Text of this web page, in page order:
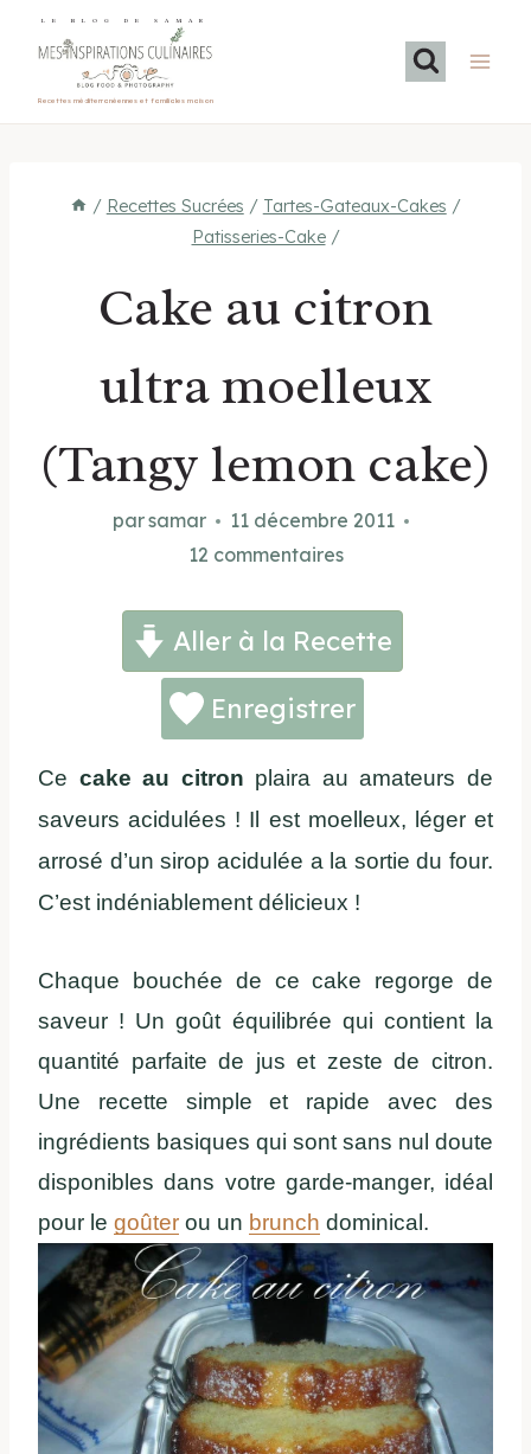
LE BLOG DE SAMAR
Recettes méditerranéennes et familiales maison
/ Recettes Sucrées / Tartes-Gateaux-Cakes /
Patisseries-Cake /
Cake au citron
ultra moelleux
(Tangy lemon cake)
parsamar
11 décembre 2011
12 commentaires
Aller à la Recette
Enregistrer
Ce cake au citron plaira au amateurs de
saveurs acidulées ! Il est moelleux, léger et
arrosé d’un sirop acidulée a la sortie du four.
C’est indéniablement délicieux !
Chaque bouchée de ce cake regorge de
saveur ! Un goût équilibrée qui contient la
quantité parfaite de jus et zeste de citron.
Une recette simple et rapide avec des
ingrédients basiques qui sont sans nul doute
disponibles dans votre garde-manger, idéal
pour le goûter ou un brunch dominical.